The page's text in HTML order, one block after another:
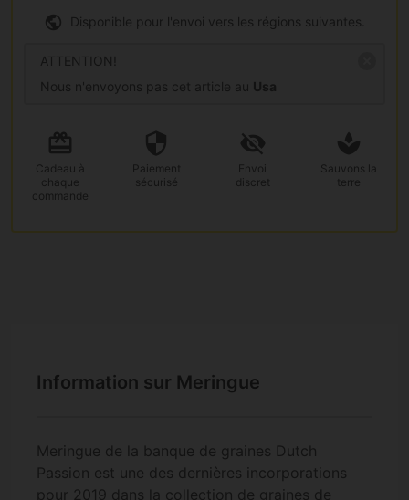
Disponible pour l'envoi vers les régions suivantes.
ATTENTION!
Nous n'envoyons pas cet article au Usa
Cadeau à
chaque
commande
Paiement
sécurisé
Envoi
discret
Sauvons la
terre
Information sur Meringue
Meringue de la banque de graines Dutch
Passion est une des dernières incorporations
pour 2019 dans la collection de graines de